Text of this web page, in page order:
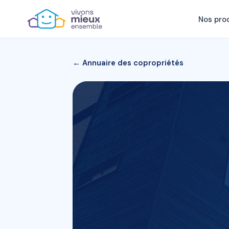
Nos
← Annuaire des copropriétés